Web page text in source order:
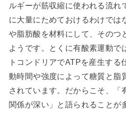
ルギーが筋収縮に使われる流れ
に大量にためておけるわけでは
や脂肪酸を材料にして、そのつ
ようです。とくに有酸素運動で
トコンドリアでATPを産生する
動時間や強度によって糖質と脂
されています。だからこそ、「
関係が深い」と語られることが